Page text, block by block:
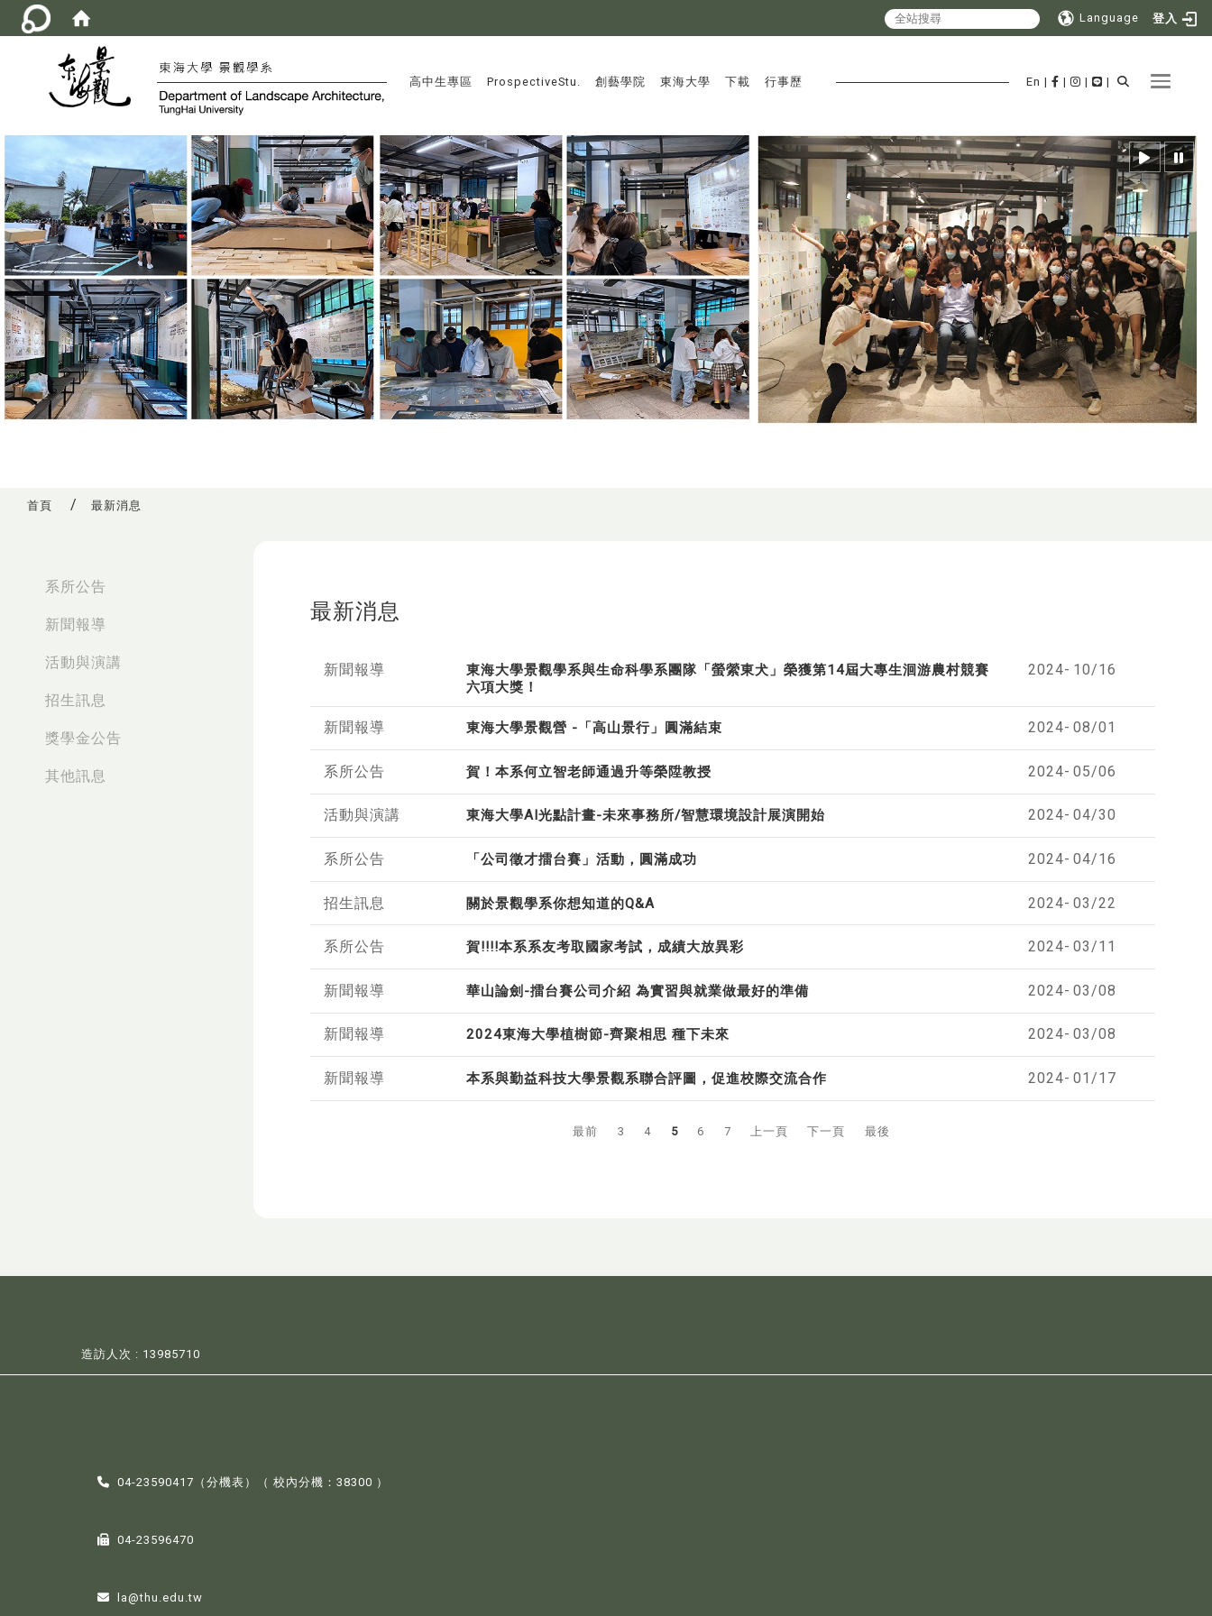
Language 登入
Toggle
:::
高中生專區 ProspectiveStu. 創藝學院 東海大學 下載 行事歷 En | | | |
首頁 最新消息
系所公告
新聞報導
活動與演講
招生訊息
獎學金公告
其他訊息
最新消息
新聞報導
東海大學景觀學系與生命科學系團隊「螢縈東犬」榮獲第14屆大專生洄游農村競賽
六項大獎！
2024- 10/16
新聞報導 東海大學景觀營 -「高山景行」圓滿結束 2024- 08/01
系所公告 賀！本系何立智老師通過升等榮陞教授 2024- 05/06
活動與演講 東海大學AI光點計畫-未來事務所/智慧環境設計展演開始 2024- 04/30
系所公告 「公司徵才擂台賽」活動，圓滿成功 2024- 04/16
招生訊息 關於景觀學系你想知道的Q&A 2024- 03/22
系所公告 賀!!!!本系系友考取國家考試，成績大放異彩 2024- 03/11
新聞報導 華山論劍-擂台賽公司介紹 為實習與就業做最好的準備 2024- 03/08
新聞報導 2024東海大學植樹節-齊聚相思 種下未來 2024- 03/08
新聞報導 本系與勤益科技大學景觀系聯合評圖，促進校際交流合作 2024- 01/17
最前 3 4 5 6 7 上一頁 下一頁 最後
造訪人次 : 13985710
04-23590417（分機表 ）（ 校內分機：38300 ）
04-23596470
la@thu.edu.tw